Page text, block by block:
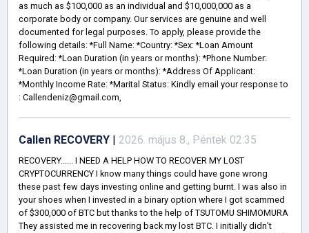
as much as $100,000 as an individual and $10,000,000 as a
corporate body or company. Our services are genuine and well
documented for legal purposes. To apply, please provide the
following details: *Full Name: *Country: *Sex: *Loan Amount
Required: *Loan Duration (in years or months): *Phone Number:
*Loan Duration (in years or months): *Address Of Applicant:
*Monthly Income Rate: *Marital Status: Kindly email your response to
: Callendeniz@gmail.com,
Callen RECOVERY | 2026. május 8., Péntek 02:35
RECOVERY...... I NEED A HELP HOW TO RECOVER MY LOST
CRYPTOCURRENCY I know many things could have gone wrong
these past few days investing online and getting burnt. I was also in
your shoes when I invested in a binary option where I got scammed
of $300,000 of BTC but thanks to the help of TSUTOMU SHIMOMURA
They assisted me in recovering back my lost BTC. I initially didn’t